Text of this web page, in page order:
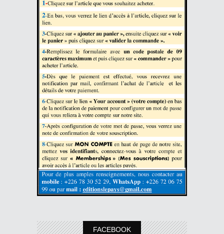
FACEBOOK